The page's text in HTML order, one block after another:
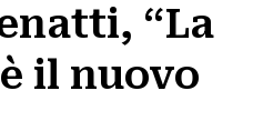
“La
il nuovo